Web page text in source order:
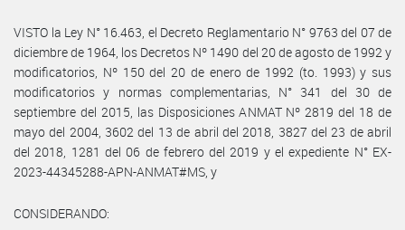
VISTO la Ley N° 16.463, el Decreto Reglamentario N° 9763 del 07 de
diciembre de 1964, los Decretos Nº 1490 del 20 de agosto de 1992 y
modificatorios, Nº 150 del 20 de enero de 1992 (to. 1993) y sus
modificatorios y normas complementarias, N° 341 del 30 de
septiembre del 2015, las Disposiciones ANMAT Nº 2819 del 18 de
mayo del 2004, 3602 del 13 de abril del 2018, 3827 del 23 de abril
del 2018, 1281 del 06 de febrero del 2019 y el expediente N° EX-
2023-44345288-APN-ANMAT#MS, y
CONSIDERANDO: